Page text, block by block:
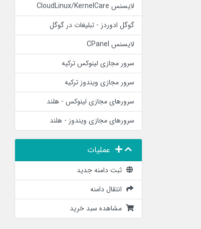
لایسنس CloudLinux/KernelCare
گوگل ادوردز - تبلیغات در گوگل
لایسنس CPanel
سرور مجازی لینوکس ترکیه
سرور مجازی ویندوز ترکیه
سرورهای مجازی لینوکس - هلند
سرورهای مجازی ویندوز - هلند
عملیات
ثبت دامنه جدید
انتقال دامنه
مشاهده سبد خرید